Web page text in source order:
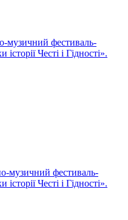
музичний фестиваль-
Честі і Гідності».
музичний фестиваль-
Честі і Гідності».